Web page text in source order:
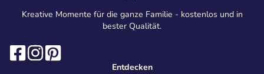
Kreative Momente für die ganze Familie - kostenlos und in
bester Qualität.
Entdecken